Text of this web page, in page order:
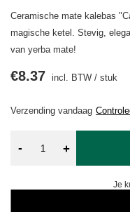
Ceramische mate kalebas
magische ketel. Stevig,
van yerba mate!
Verzending vandaag
€8.37 incl. BTW / stuk
- +
Je